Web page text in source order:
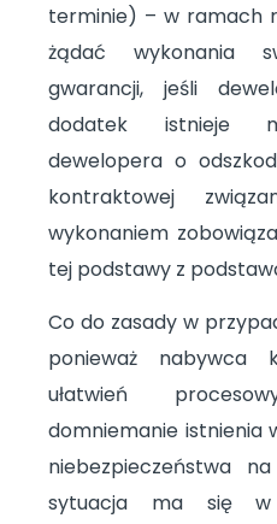
terminie) – w ramach
żądać wykonania
gwarancji, jeśli
dodatek istnieje
dewelopera o
kontraktowej
wykonaniem
tej podstawy z
Co do zasady w
ponieważ nabywca
ułatwień
domniemanie istnienia
niebezpieczeństwa
sytuacja ma się w